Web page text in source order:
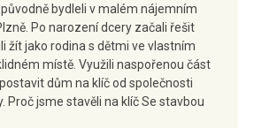
bydleli v malém nájemním
Po narození dcery začali řešit
žít jako rodina s dětmi ve vlastním
místě. Využili naspořenou část
dům na klíč od společnosti
Proč jsme stavěli na klíč Se stavbou